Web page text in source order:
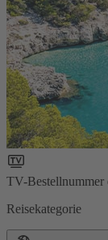
TV-Bestellnummer
Reisekategorie